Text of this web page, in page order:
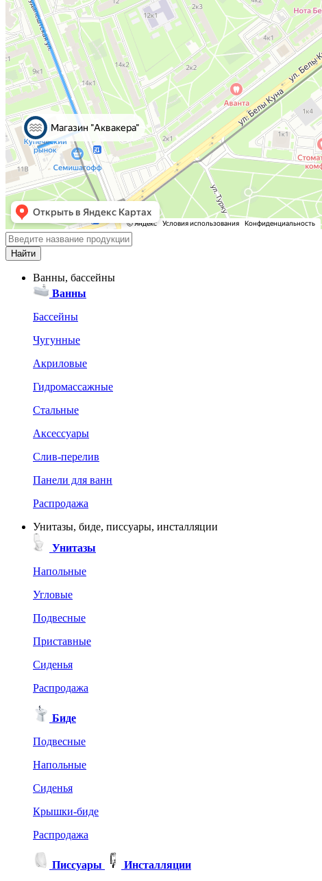
Ванны, бассейны
Ванны
Бассейны
Чугунные
Акриловые
Гидромассажные
Стальные
Аксессуары
Слив-перелив
Панели для ванн
Распродажа
Унитазы, биде, писсуары, инсталляции
Унитазы
Напольные
Угловые
Подвесные
Приставные
Сиденья
Распродажа
Биде
Подвесные
Напольные
Сиденья
Крышки-биде
Распродажа
Писсуары
Инсталляции